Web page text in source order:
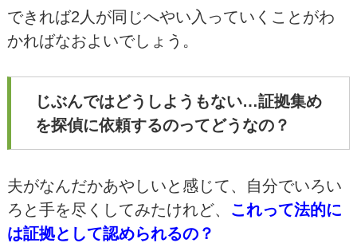
できれば2人が同じへやい入っていくことがわ
かればなおよいでしょう。
じぶんではどうしようもない…証拠集め
を探偵に依頼するのってどうなの？
夫がなんだかあやしいと感じて、自分でいろい
ろと手を尽くしてみたけれど、 これって法的に
は証拠として認められるの？